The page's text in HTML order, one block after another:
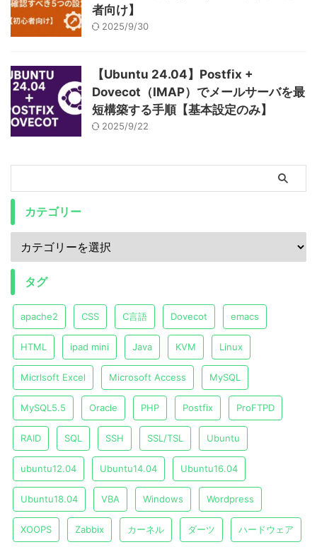
者向け】
2025/9/30
【Ubuntu 24.04】Postfix +
Dovecot（IMAP）でメールサーバを最
短構築する手順【基本設定のみ】
2025/9/22
カテゴリー
タグ
apache2 CSS C言語 Dovecot emacs
HTML ipad mini Java KVM Linux
Micrlsoft Excel Microsoft Access MySQL
MySQL5.5 Oracle PHP Postfix ProFTPD
RAID SQL SSH SSL/TSL Ubuntu
ubuntu12.04 Ubuntu14.04 Ubuntu16.04
Ubuntu18.04 VBA Windows Wordpress
XOOPS Zabbix カーネル ダーツ ハードウェア